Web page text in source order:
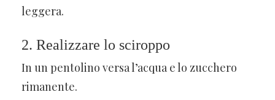
leggera.
2. Realizzare lo sciroppo
In un pentolino versa l’acqua e lo zucchero
rimanente.